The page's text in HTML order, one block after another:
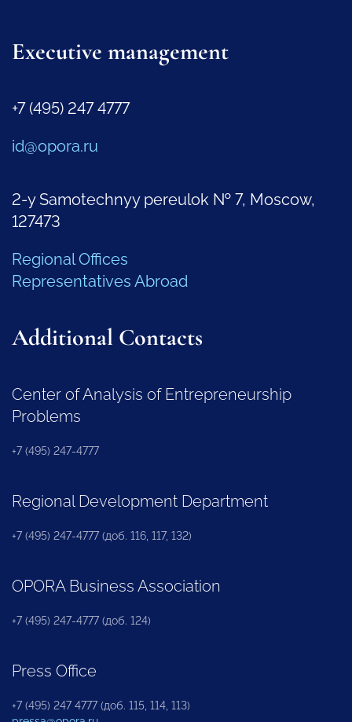
Executive management
+7 (495) 247 4777
id@opora.ru
2-y Samotechnyy pereulok № 7, Moscow,
127473
Regional Offices
Representatives Abroad
Additional Contacts
Center of Analysis of Entrepreneurship
Problems
+7 (495) 247-4777
Regional Development Department
+7 (495) 247-4777 (доб. 116, 117, 132)
OPORA Business Association
+7 (495) 247-4777 (доб. 124)
Press Office
+7 (495) 247 4777 (доб. 115, 114, 113)